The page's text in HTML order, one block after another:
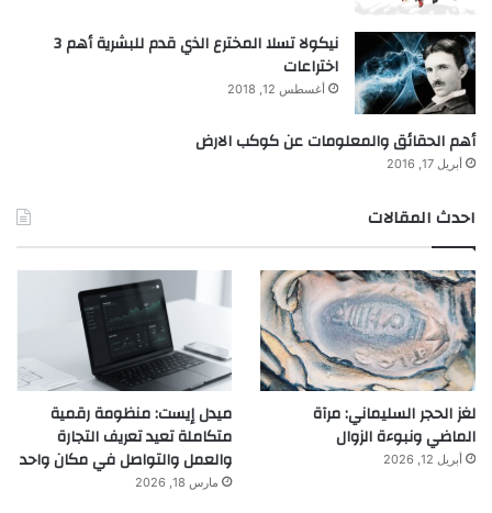
نيكولا تسلا المخترع الذي قدم للبشرية أهم 3
اختراعات
أغسطس 12, 2018
أهم الحقائق والمعلومات عن كوكب الارض
أبريل 17, 2016
احدث المقالات
لغز الحجر السليماني: مرآة
الماضي ونبوءة الزوال
أبريل 12, 2026
ميدل إيست: منظومة رقمية
متكاملة تعيد تعريف التجارة
والعمل والتواصل في مكان واحد
مارس 18, 2026